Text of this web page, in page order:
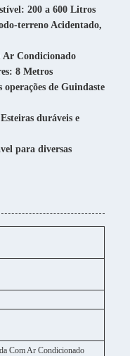
200 a 600 Litros
terreno Acidentado,
Ar Condicionado
8 Metros
de Guindaste
duráveis e
para diversas
Com Ar Condicionado